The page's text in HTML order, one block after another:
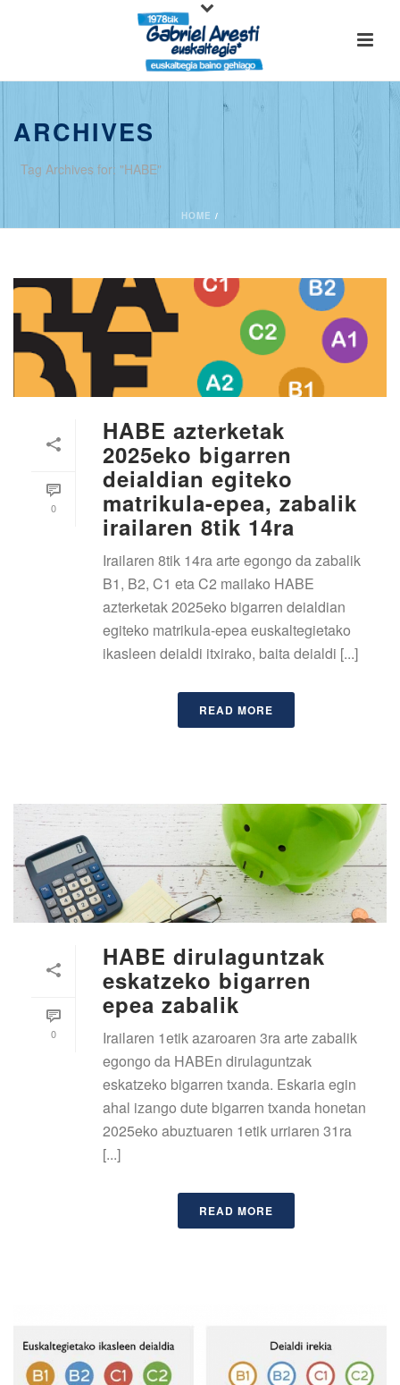
ARCHIVES
Tag Archives for: "HABE"
HOME /
0
HABE azterketak
2025eko bigarren
deialdian egiteko
matrikula-epea, zabalik
irailaren 8tik 14ra
Irailaren 8tik 14ra arte egongo da zabalik
B1, B2, C1 eta C2 mailako HABE
azterketak 2025eko bigarren deialdian
egiteko matrikula-epea euskaltegietako
ikasleen deialdi itxirako, baita deialdi [...]
READ MORE
0
HABE dirulaguntzak
eskatzeko bigarren
epea zabalik
Irailaren 1etik azaroaren 3ra arte zabalik
egongo da HABEn dirulaguntzak
eskatzeko bigarren txanda. Eskaria egin
ahal izango dute bigarren txanda honetan
2025eko abuztuaren 1etik urriaren 31ra
[...]
READ MORE